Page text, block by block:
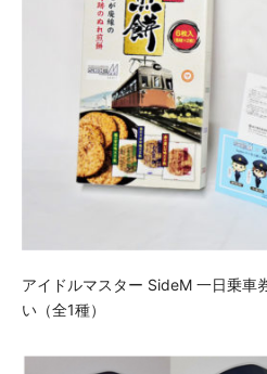
アイドルマスター SideM 一日乗車
い（全1種）